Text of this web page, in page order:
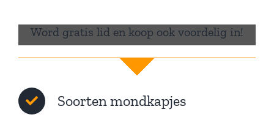
Word gratis lid en koop ook voordelig in!
Soorten mondkapjes